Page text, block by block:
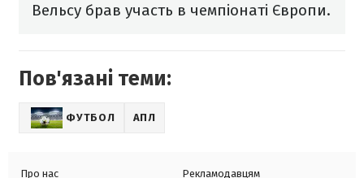
Вельсу брав участь в чемпіонаті Європи.
Пов'язані теми:
ФУТБОЛ АПЛ
Про нас Рекламодавцям